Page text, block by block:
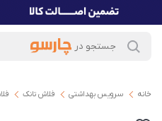
خانه سرویس بهداشتی فلاش تانک